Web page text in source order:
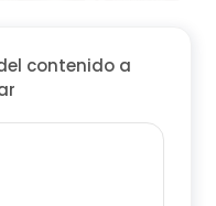
contenido a